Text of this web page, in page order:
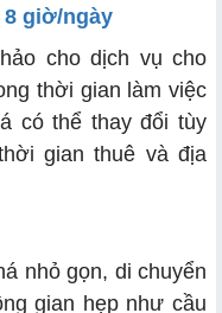
8 giờ/ngày
cho dịch vụ cho
thời gian làm việc
có thể thay đổi tùy
gian thuê và địa
nhỏ gọn, di chuyển
gian hẹp như cầu